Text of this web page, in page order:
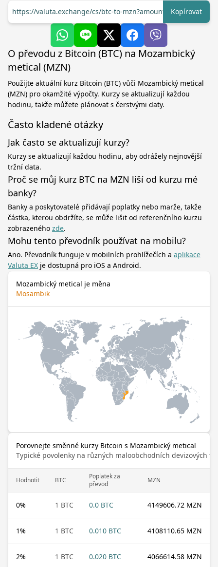
https://valuta.exchange/cs/btc-to-mzn?amount=1Kopírovat
O převodu z Bitcoin (BTC) na Mozambický
metical (MZN)
Použijte aktuální kurz Bitcoin (BTC) vůči Mozambický metical
(MZN) pro okamžité výpočty. Kurzy se aktualizují každou
hodinu, takže můžete plánovat s čerstvými daty.
Často kladené otázky
Jak často se aktualizují kurzy?
Kurzy se aktualizují každou hodinu, aby odrážely nejnovější
tržní data.
Proč se můj kurz BTC na MZN liší od kurzu mé
banky?
Banky a poskytovatelé přidávají poplatky nebo marže, takže
částka, kterou obdržíte, se může lišit od referenčního kurzu
zobrazeného zde.
Mohu tento převodník používat na mobilu?
Ano. Převodník funguje v mobilních prohlížečích a aplikace
Valuta EX je dostupná pro iOS a Android.
Mozambický metical je měna
Mosambik
Porovnejte směnné kurzy Bitcoin s Mozambický metical
Typické povolenky na různých maloobchodních devizových
Hodnotit BTC
Poplatek za
převod
MZN
0% 1 BTC 0.0 BTC 4149606.72 MZN
1% 1 BTC 0.010 BTC 4108110.65 MZN
2% 1 BTC 0.020 BTC 4066614.58 MZN